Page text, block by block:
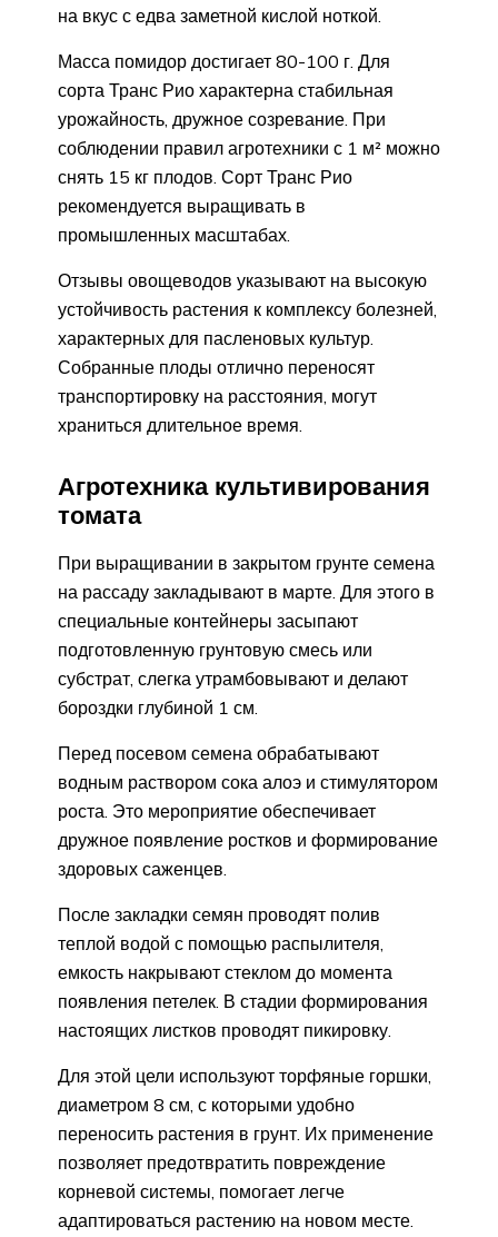
на вкус с едва заметной кислой ноткой.
Масса помидор достигает 80-100 г. Для
сорта Транс Рио характерна стабильная
урожайность, дружное созревание. При
соблюдении правил агротехники с 1 м² можно
снять 15 кг плодов. Сорт Транс Рио
рекомендуется выращивать в
промышленных масштабах.
Отзывы овощеводов указывают на высокую
устойчивость растения к комплексу болезней,
характерных для пасленовых культур.
Собранные плоды отлично переносят
транспортировку на расстояния, могут
храниться длительное время.
Агротехника культивирования
томата
При выращивании в закрытом грунте семена
на рассаду закладывают в марте. Для этого в
специальные контейнеры засыпают
подготовленную грунтовую смесь или
субстрат, слегка утрамбовывают и делают
бороздки глубиной 1 см.
Перед посевом семена обрабатывают
водным раствором сока алоэ и стимулятором
роста. Это мероприятие обеспечивает
дружное появление ростков и формирование
здоровых саженцев.
После закладки семян проводят полив
теплой водой с помощью распылителя,
емкость накрывают стеклом до момента
появления петелек. В стадии формирования
настоящих листков проводят пикировку.
Для этой цели используют торфяные горшки,
диаметром 8 см, с которыми удобно
переносить растения в грунт. Их применение
позволяет предотвратить повреждение
корневой системы, помогает легче
адаптироваться растению на новом месте.